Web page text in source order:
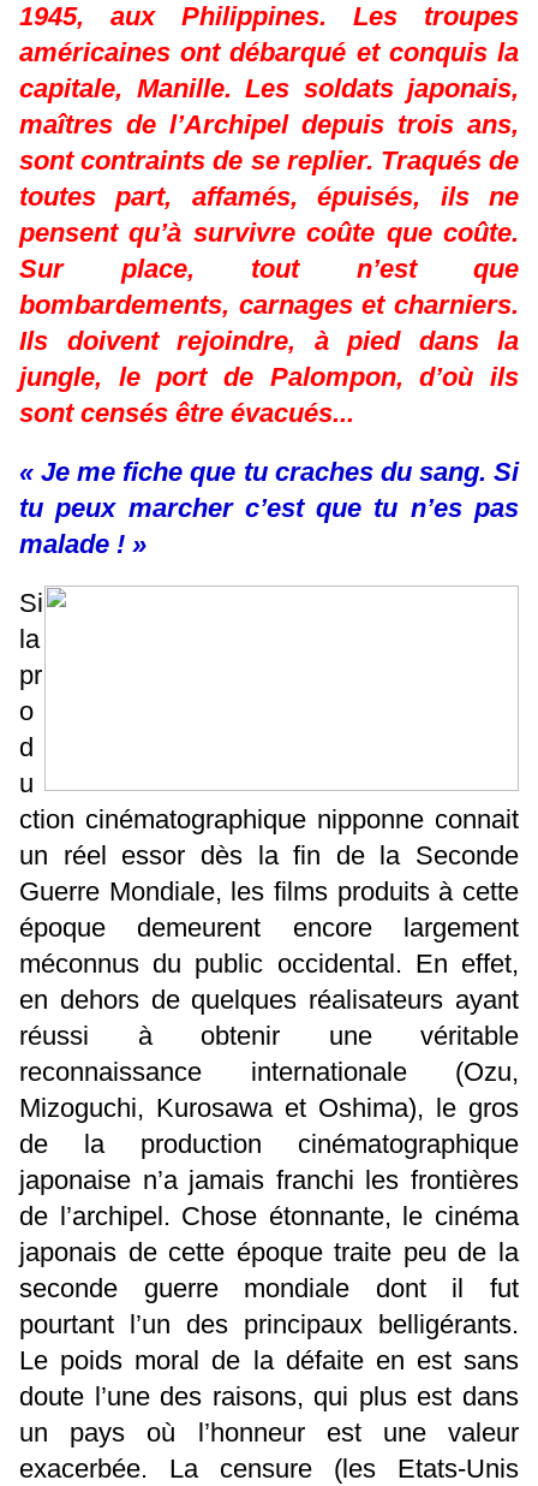
1945, aux Philippines. Les troupes
américaines ont débarqué et conquis la
capitale, Manille. Les soldats japonais,
maîtres de l’Archipel depuis trois ans,
sont contraints de se replier. Traqués de
toutes part, affamés, épuisés, ils ne
pensent qu’à survivre coûte que coûte.
Sur place, tout n’est que
bombardements, carnages et charniers.
Ils doivent rejoindre, à pied dans la
jungle, le port de Palompon, d’où ils
sont censés être évacués...
« Je me fiche que tu craches du sang. Si
tu peux marcher c’est que tu n’es pas
malade ! »
Si
la
pr
o
d
u
ction cinématographique nipponne connait
un réel essor dès la fin de la Seconde
Guerre Mondiale, les films produits à cette
époque demeurent encore largement
méconnus du public occidental. En effet,
en dehors de quelques réalisateurs ayant
réussi à obtenir une véritable
reconnaissance internationale (Ozu,
Mizoguchi, Kurosawa et Oshima), le gros
de la production cinématographique
japonaise n’a jamais franchi les frontières
de l’archipel. Chose étonnante, le cinéma
japonais de cette époque traite peu de la
seconde guerre mondiale dont il fut
pourtant l’un des principaux belligérants.
Le poids moral de la défaite en est sans
doute l’une des raisons, qui plus est dans
un pays où l’honneur est une valeur
exacerbée. La censure (les Etats-Unis